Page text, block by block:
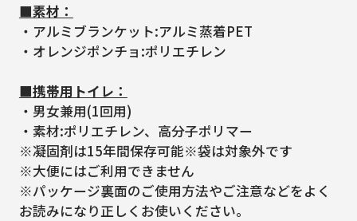
■素材：
・アルミブランケット:アルミ蒸着PET
・オレンジポンチョ:ポリエチレン
■携帯用トイレ：
・男女兼用(1回用)
・素材:ポリエチレン、高分子ポリマー
※凝固剤は15年間保存可能※袋は対象外です
※大便にはご利用できません
※パッケージ裏面のご使用方法やご注意などをよく
お読みになり正しくお使いください。